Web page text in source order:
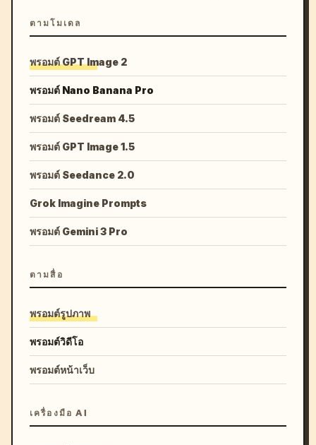
ตามโมเดล
พรอมต์ GPT Image 2
พรอมต์ Nano Banana Pro
พรอมต์ Seedream 4.5
พรอมต์ GPT Image 1.5
พรอมต์ Seedance 2.0
Grok Imagine Prompts
พรอมต์ Gemini 3 Pro
ตามสื่อ
พรอมต์รูปภาพ
พรอมต์วิดีโอ
พรอมต์หน้าเว็บ
เครื่องมือ AI